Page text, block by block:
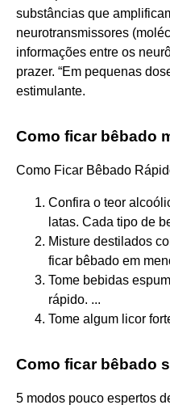
substâncias que
neurotransmissores
informações entre os
prazer. “Em pequenas
estimulante.
Como ficar bêbado
Como Ficar Bêbado
Confira o teor
latas. Cada tipo de
Misture destilados
ficar bêbado em
Tome bebidas
rápido. ...
Tome algum licor
Como ficar bêbado
5 modos pouco espertos